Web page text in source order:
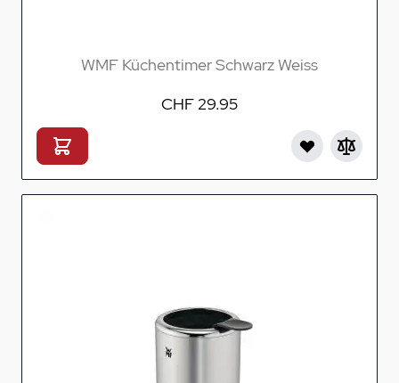
WMF Küchentimer Schwarz Weiss
CHF 29.95